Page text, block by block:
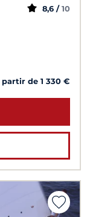
8,6 / 10
partir de 1 330 €